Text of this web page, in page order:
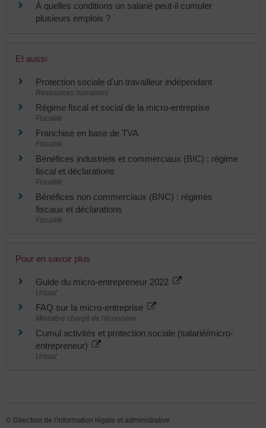
À quelles conditions un salarié peut-il cumuler
plusieurs emplois ?
Et aussi
Protection sociale d'un travailleur indépendant
Ressources humaines
Régime fiscal et social de la micro-entreprise
Fiscalité
Franchise en base de TVA
Fiscalité
Bénéfices industriels et commerciaux (BIC) : régime
fiscal et déclarations
Fiscalité
Bénéfices non commerciaux (BNC) : régimes
fiscaux et déclarations
Fiscalité
Pour en savoir plus
Guide du micro-entrepreneur 2022
Urssaf
FAQ sur la micro-entreprise
Ministère chargé de l'économie
Cumul activités et protection sociale (salarié/micro-
entrepreneur)
Urssaf
© Direction de l'information légale et administrative